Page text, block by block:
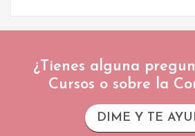
¿Tienes alguna
Cursos o sobre la
DIME Y TE